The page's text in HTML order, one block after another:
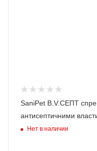
SaniPet B.V.СЕПТ
антисептичними
Нет в наличии